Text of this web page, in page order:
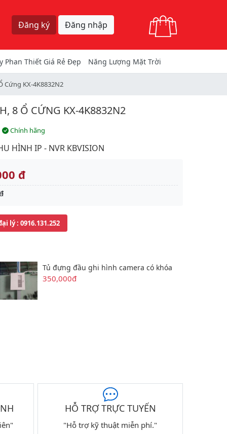
Đăng ký Đăng nhập
Phan Thiết Giá Rẻ Đẹp Năng Lượng Mặt Trời
Cứng KX-4K8832N2
8 Ổ CỨNG KX-4K8832N2
Chính hãng
HÌNH IP - NVR KBVISION
đ
lý: 0916.131.252
Tủ đựng đầu ghi hình camera có khóa
350,000đ
HỖ TRỢ TRỰC TUYẾN
"Hỗ trợ kỹ thuật miễn phí."